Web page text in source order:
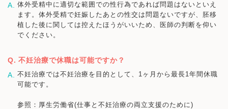
体外受精中に適切な範囲での性行為であれば問題はないといえ
ます。体外受精で妊娠したあとの性交は問題ないですが、胚移
植した後に関しては控えたほうがいいため、医師の判断を仰い
でください。
不妊治療で休職は可能ですか？
不妊治療では不妊治療を目的として、1ヶ月から最長1年間休職
可能です。
参照：厚生労働省(仕事と不妊治療の両立支援のために)